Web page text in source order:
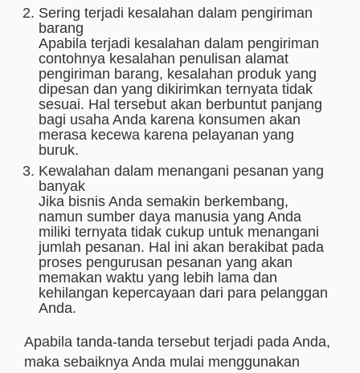
Sering terjadi kesalahan dalam pengiriman
barang
Apabila terjadi kesalahan dalam pengiriman
contohnya kesalahan penulisan alamat
pengiriman barang, kesalahan produk yang
dipesan dan yang dikirimkan ternyata tidak
sesuai. Hal tersebut akan berbuntut panjang
bagi usaha Anda karena konsumen akan
merasa kecewa karena pelayanan yang
buruk.
Kewalahan dalam menangani pesanan yang
banyak
Jika bisnis Anda semakin berkembang,
namun sumber daya manusia yang Anda
miliki ternyata tidak cukup untuk menangani
jumlah pesanan. Hal ini akan berakibat pada
proses pengurusan pesanan yang akan
memakan waktu yang lebih lama dan
kehilangan kepercayaan dari para pelanggan
Anda.
Apabila tanda-tanda tersebut terjadi pada Anda,
maka sebaiknya Anda mulai menggunakan